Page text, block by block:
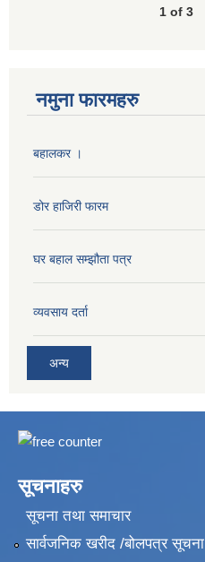
1 of 3
नमुना फारमहरु
बहालकर ।
डोर हाजिरी फारम
घर बहाल सम्झौता पत्र
व्यवसाय दर्ता
अन्य
सूचनाहरु
सूचना तथा समाचार
सार्वजनिक खरीद /बोलपत्र सूचना